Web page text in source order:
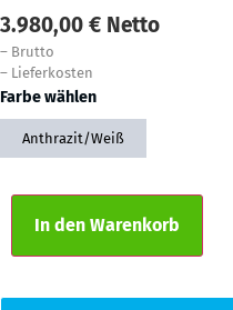
3.980,00 € Netto
– Brutto
– Lieferkosten
Farbe wählen
Anthrazit/Weiß
In den Warenkorb